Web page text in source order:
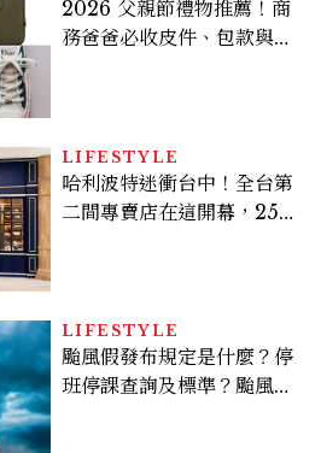
2026 父親節禮物推薦！商
務爸爸必收皮件、包款與鞋
LIFESTYLE
哈利波特迷衝台中！全台第
二間專賣店在這開幕，25週
LIFESTYLE
颱風假發布規定是什麼？停
班停課查詢及標準？颱風假